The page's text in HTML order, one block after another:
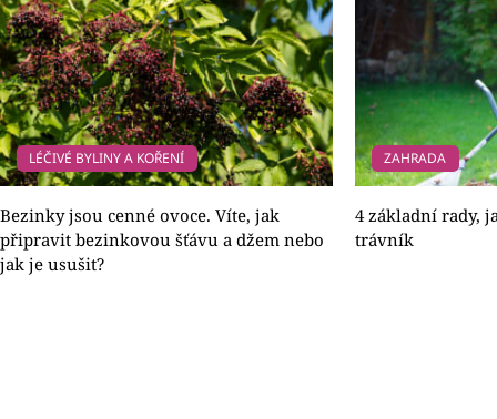
LÉČIVÉ BYLINY A KOŘENÍ
Bezinky jsou cenné ovoce. Víte, jak
připravit bezinkovou šťávu a džem nebo
jak je usušit?
ZAHRADA
4 základní rady,
trávník